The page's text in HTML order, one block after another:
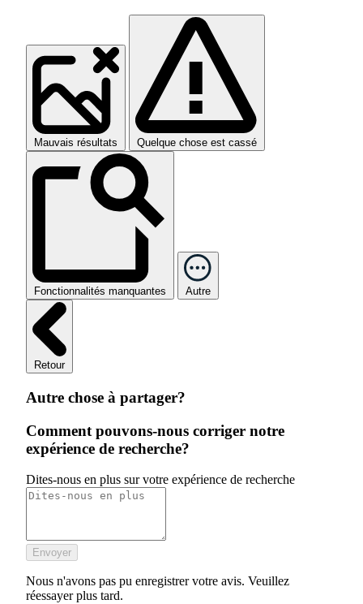
Mauvais résultats Quelque chose est cassé
Fonctionnalités manquantes Autre
Retour
Autre chose à partager?
Comment pouvons-nous corriger notre
expérience de recherche?
Dites-nous en plus sur votre expérience de recherche
Envoyer
Nous n'avons pas pu enregistrer votre avis. Veuillez
réessayer plus tard.